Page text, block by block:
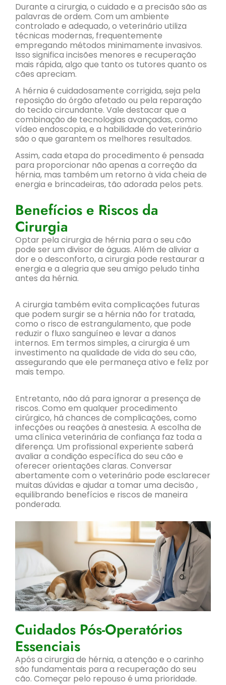
Durante a cirurgia, o cuidado e a precisão são as
palavras de ordem. Com um ambiente
controlado e adequado, o veterinário utiliza
técnicas modernas, frequentemente
empregando métodos minimamente invasivos.
Isso significa incisões menores e recuperação
mais rápida, algo que tanto os tutores quanto os
cães apreciam.
A hérnia é cuidadosamente corrigida, seja pela
reposição do órgão afetado ou pela reparação
do tecido circundante. Vale destacar que a
combinação de tecnologias avançadas, como
vídeo endoscopia, e a habilidade do veterinário
são o que garantem os melhores resultados.
Assim, cada etapa do procedimento é pensada
para proporcionar não apenas a correção da
hérnia, mas também um retorno à vida cheia de
energia e brincadeiras, tão adorada pelos pets.
Benefícios e Riscos da
Cirurgia
Optar pela cirurgia de hérnia para o seu cão
pode ser um divisor de águas. Além de aliviar a
dor e o desconforto, a cirurgia pode restaurar a
energia e a alegria que seu amigo peludo tinha
antes da hérnia.
A cirurgia também evita complicações futuras
que podem surgir se a hérnia não for tratada,
como o risco de estrangulamento, que pode
reduzir o fluxo sanguíneo e levar a danos
internos. Em termos simples, a cirurgia é um
investimento na qualidade de vida do seu cão,
assegurando que ele permaneça ativo e feliz por
mais tempo.
Entretanto, não dá para ignorar a presença de
riscos. Como em qualquer procedimento
cirúrgico, há chances de complicações, como
infecções ou reações à anestesia. A escolha de
uma clínica veterinária de confiança faz toda a
diferença. Um profissional experiente saberá
avaliar a condição específica do seu cão e
oferecer orientações claras. Conversar
abertamente com o veterinário pode esclarecer
muitas dúvidas e ajudar a tomar uma decisão ,
equilibrando benefícios e riscos de maneira
ponderada.
Cuidados Pós-Operatórios
Essenciais
Após a cirurgia de hérnia, a atenção e o carinho
são fundamentais para a recuperação do seu
cão. Começar pelo repouso é uma prioridade.